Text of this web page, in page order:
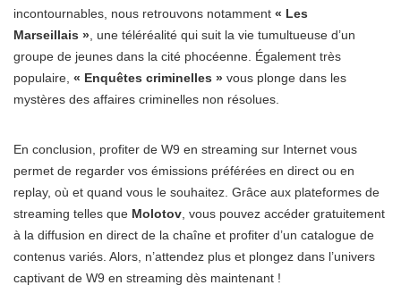
incontournables, nous retrouvons notamment « Les
Marseillais » , une téléréalité qui suit la vie tumultueuse d’un
groupe de jeunes dans la cité phocéenne. Également très
populaire, « Enquêtes criminelles » vous plonge dans les
mystères des affaires criminelles non résolues.
En conclusion, profiter de W9 en streaming sur Internet vous
permet de regarder vos émissions préférées en direct ou en
replay, où et quand vous le souhaitez. Grâce aux plateformes de
streaming telles que Molotov , vous pouvez accéder gratuitement
à la diffusion en direct de la chaîne et profiter d’un catalogue de
contenus variés. Alors, n’attendez plus et plongez dans l’univers
captivant de W9 en streaming dès maintenant !